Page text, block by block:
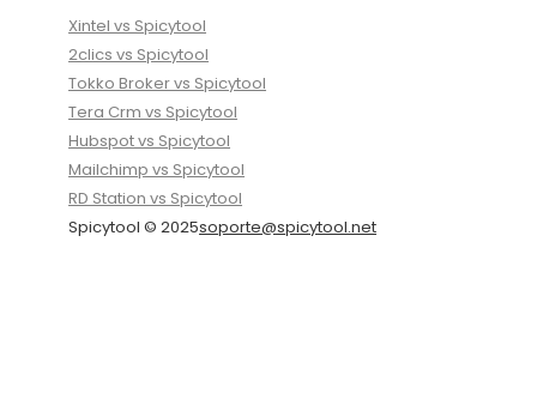
Xintel vs Spicytool
2clics vs Spicytool
Tokko Broker vs Spicytool
Tera Crm vs Spicytool
Hubspot vs Spicytool
Mailchimp vs Spicytool
RD Station vs Spicytool
Spicytool © 2025soporte@spicytool.net